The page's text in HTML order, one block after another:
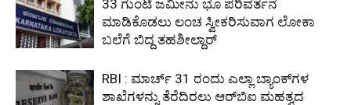
33 ಗುಂಟೆ ಜಮೀನು ಭೂ ಪರಿವರ್ತನೆ
ಮಾಡಿಕೊಡಲು ಲಂಚ ಸ್ವೀಕರಿಸುವಾಗ ಲೋಕಾ
ಬಲೆಗೆ ಬಿದ್ದ ತಹಶೀಲ್ದಾರ್
RBI : ಮಾರ್ಚ್ 31 ರಂದು ಎಲ್ಲಾ ಬ್ಯಾಂಕ್‌ಗಳ
ಶಾಖೆಗಳನ್ನು ತೆರೆದಿರಲು ಆರ್‌ಬಿಐ ಮಹತ್ವದ